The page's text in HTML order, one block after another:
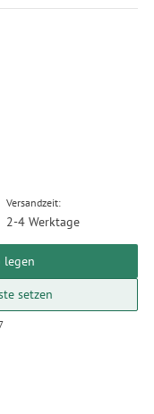
Versandzeit:
2-4 Werktage
legen
setzen